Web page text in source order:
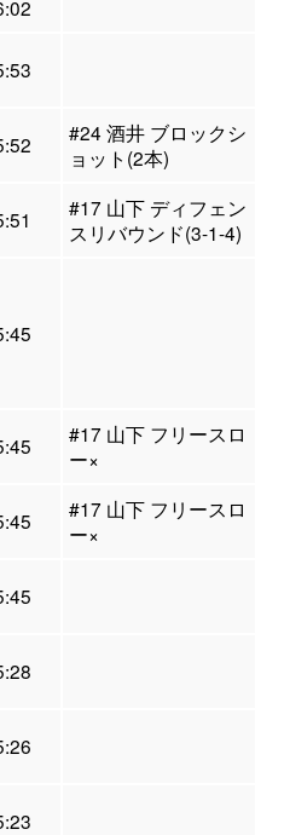
#24 酒井 ブロックシ
ョット(2本)
#17 山下 ディフェン
スリバウンド(3-1-4)
#17 山下 フリースロ
ー×
#17 山下 フリースロ
ー×